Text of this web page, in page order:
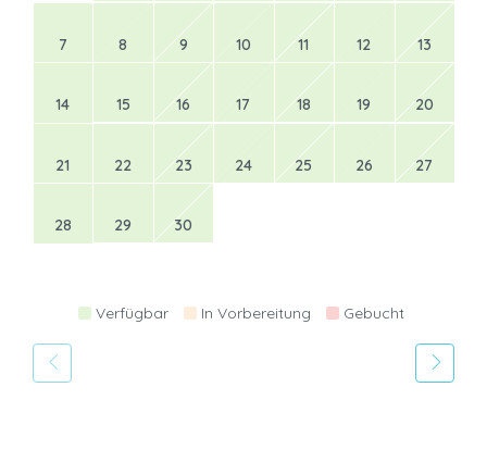
7 8 9 10 11 12 13
14 15 16 17 18 19 20
21 22 23 24 25 26 27
28 29 30
Verfügbar In Vorbereitung Gebucht